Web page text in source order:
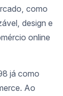
como
design e
online
já como
Ao